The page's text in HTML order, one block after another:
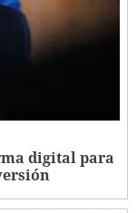
digital para